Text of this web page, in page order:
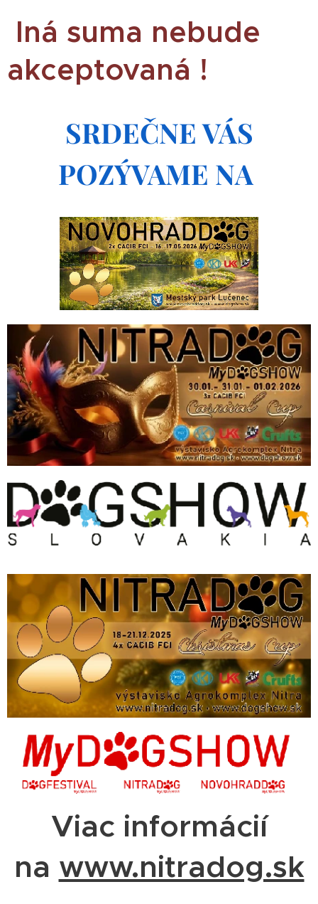
Iná suma nebude
akceptovaná !
SRDEČNE VÁS
POZÝVAME NA
Viac informácií
na www.nitradog.sk